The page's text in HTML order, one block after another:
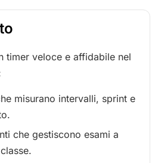
timer veloce e affidabile nel
misurano intervalli, sprint e
che gestiscono esami a